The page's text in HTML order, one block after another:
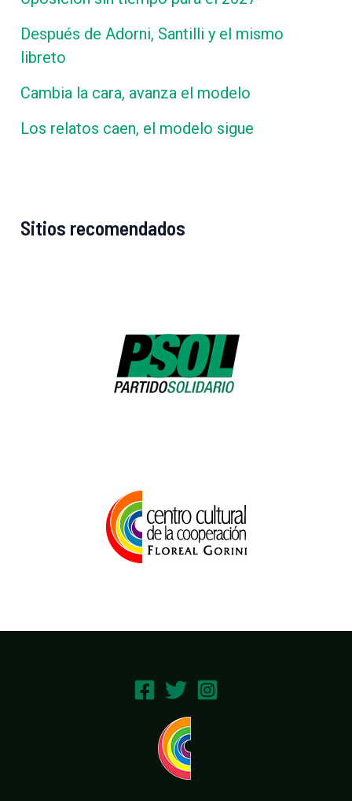
Después de Adorni, Santilli y el mismo
libreto
Cambia la cara, avanza el modelo
Los relatos caen, el modelo sigue
Sitios recomendados